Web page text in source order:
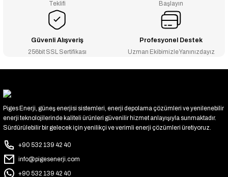
Teklifi
Başlayın
Güvenli Alışveriş
256bit SSL Sertifikası
Profesyonel Destek
Uzman Ekibimizle Yanınızdayız
Piges Enerji, güneş enerjisi sistemleri, enerji depolama çözümleri ve yenilenebilir
enerji teknolojilerinde kaliteli ürünleri güvenilir hizmet anlayışıyla sunmaktadır.
Sürdürülebilir bir gelecek için yenilikçi ve verimli enerji çözümleri üretiyoruz.
+90 532 139 42 40
info@pigesenerji.com
+90 532 139 42 40